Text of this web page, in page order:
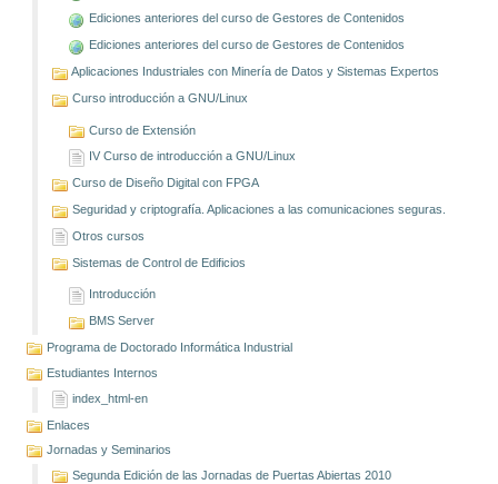
Ediciones anteriores del curso de Gestores de Contenidos
Ediciones anteriores del curso de Gestores de Contenidos
Aplicaciones Industriales con Minería de Datos y Sistemas Expertos
Curso introducción a GNU/Linux
Curso de Extensión
IV Curso de introducción a GNU/Linux
Curso de Diseño Digital con FPGA
Seguridad y criptografía. Aplicaciones a las comunicaciones seguras.
Otros cursos
Sistemas de Control de Edificios
Introducción
BMS Server
Programa de Doctorado Informática Industrial
Estudiantes Internos
index_html-en
Enlaces
Jornadas y Seminarios
Segunda Edición de las Jornadas de Puertas Abiertas 2010